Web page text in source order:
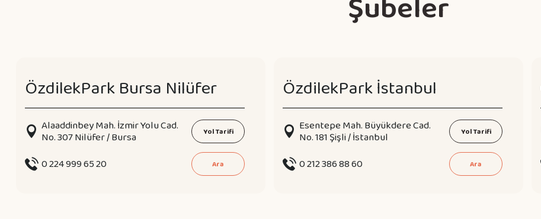
ÖzdilekPark Bursa Nilüfer
Alaaddinbey Mah. İzmir Yolu Cad.
No. 307 Nilüfer / Bursa
Yol Tarifi
0 224 999 65 20 Ara
ÖzdilekPark İstanbul
Esentepe Mah. Büyükdere Cad.
No. 181 Şişli / İstanbul
Yol Tarifi
0 212 386 88 60 Ara